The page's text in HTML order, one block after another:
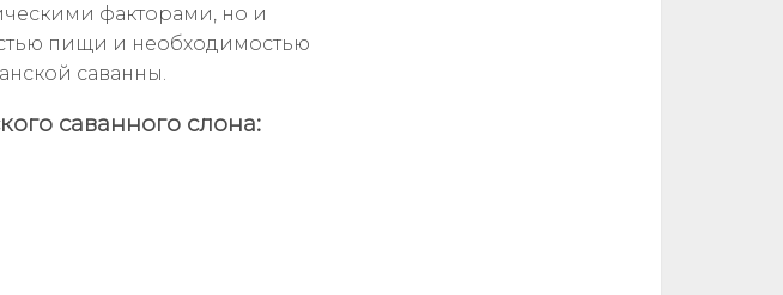
факторами, но и
пищи и необходимостью
саванны.
саванного слона: